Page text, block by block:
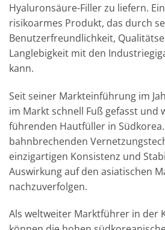
Hyaluronsäure-Filler zu liefern.
risikoarmes Produkt, das durch
Benutzerfreundlichkeit,
Langlebigkeit mit den
kann.
Seit seiner Markteinführung im
im Markt schnell Fuß gefasst und
führenden Hautfüller in
bahnbrechenden
einzigartigen Konsistenz und
Auswirkung auf den asiatischen
nachzuverfolgen.
Als weltweiter Marktführer in der